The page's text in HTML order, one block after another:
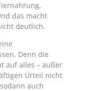
das macht
deutlich.
Denn die
auf alles – außer
Urteil nicht
auch